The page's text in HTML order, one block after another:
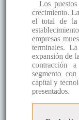
Los
crecimiento.
el total de la
empresas
terminales.
expansión de
contracción
segmento
capital y
presentados.